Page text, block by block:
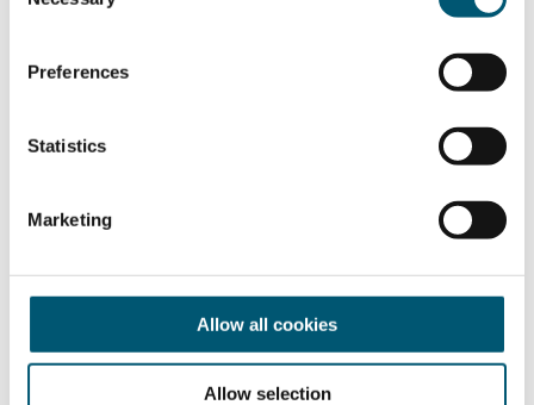
Preferences
Statistics
Marketing
Allow all cookies
Allow selection